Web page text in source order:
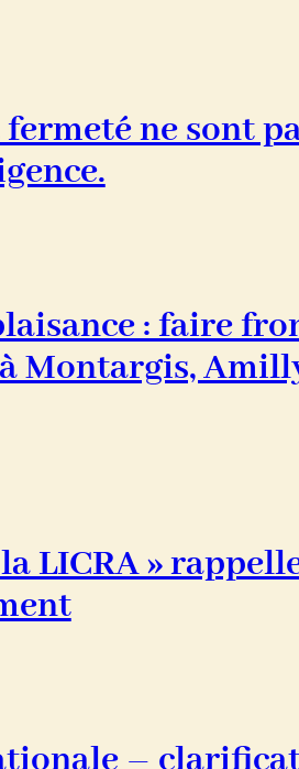
ne sont
: faire
Montargis,
LICRA »